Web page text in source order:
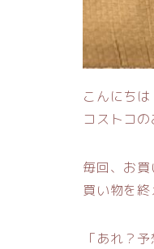
こんにちは
コストコ
毎回、お
買い物を
「あれ？